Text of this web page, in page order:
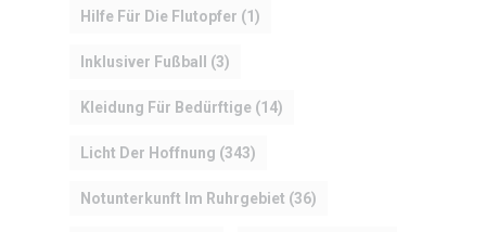
Hilfe Für Die Flutopfer (1)
Inklusiver Fußball (3)
Kleidung Für Bedürftige (14)
Licht Der Hoffnung (343)
Notunterkunft Im Ruhrgebiet (36)